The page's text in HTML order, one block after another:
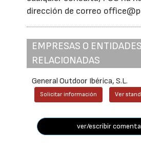
dirección de correo
EMPRESAS O ENTIDADES
RELACIONADAS
General Outdoor Ibérica, S.L.
Solicitar información Ver
ver/escribir